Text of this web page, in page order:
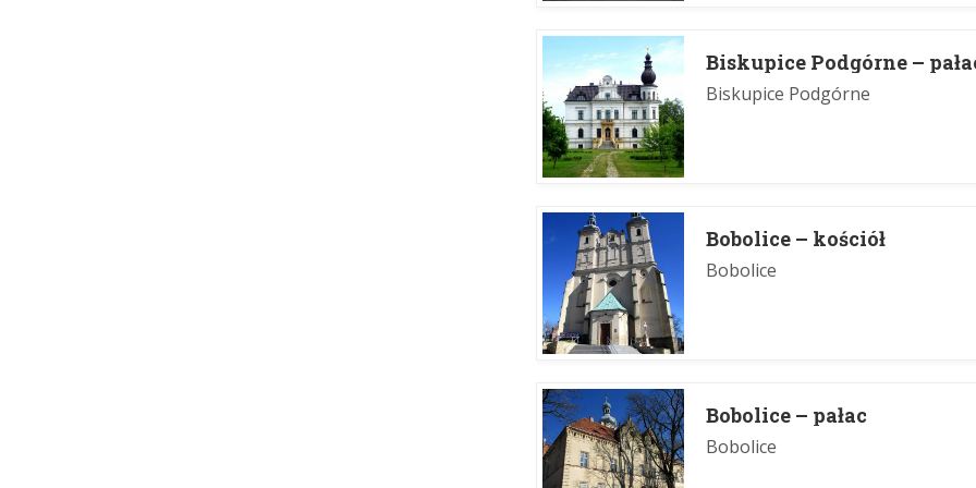
Biskupice Podgórne –
Biskupice Podgórne
Bobolice – kościół
Bobolice
Bobolice – pałac
Bobolice